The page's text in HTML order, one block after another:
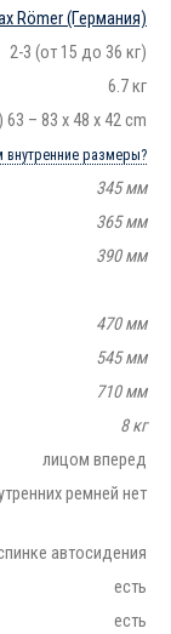
Römer(Германия)
2-3 (от 15 до 36 кг)
6.7 кг
) 63 – 83 x 48 x 42 cm
размеры?
345 мм
365 мм
390 мм
470 мм
545 мм
710 мм
8 кг
лицом вперед
ремней нет
автосидения
есть
есть